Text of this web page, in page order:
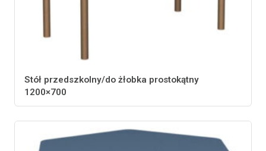
Stół przedszkolny/do żłobka prostokątny
1200×700